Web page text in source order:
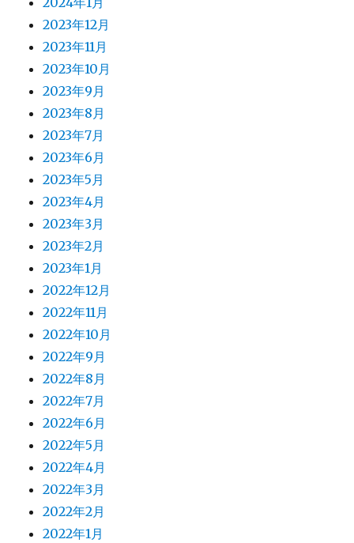
2023年12月
2023年11月
2023年10月
2023年9月
2023年8月
2023年7月
2023年6月
2023年5月
2023年4月
2023年3月
2023年2月
2023年1月
2022年12月
2022年11月
2022年10月
2022年9月
2022年8月
2022年7月
2022年6月
2022年5月
2022年4月
2022年3月
2022年2月
2022年1月